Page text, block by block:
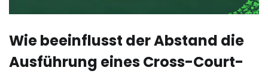
Wie beeinflusst der Abstand die
Ausführung eines Cross-Court-